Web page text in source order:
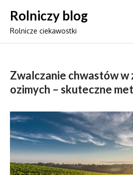
content
Rolniczy blog
Rolnicze ciekawostki
Zwalczanie chwastów w
ozimych – skuteczne